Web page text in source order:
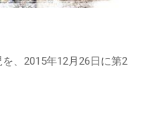
、2015年12月26日に第2